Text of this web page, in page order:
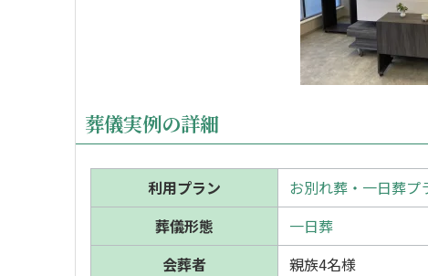
葬儀実例の詳細
利用プラン
お別れ葬・一日葬プ
葬儀形態
一日葬
会葬者
親族4名様